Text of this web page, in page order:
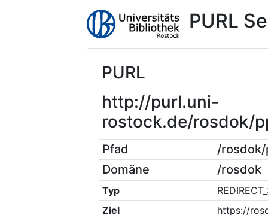
PURL
PURL
http://purl.uni-
rostock.de/rosdok/
Pfad
/
Domäne
/rosdok
Typ
Ziel
https://